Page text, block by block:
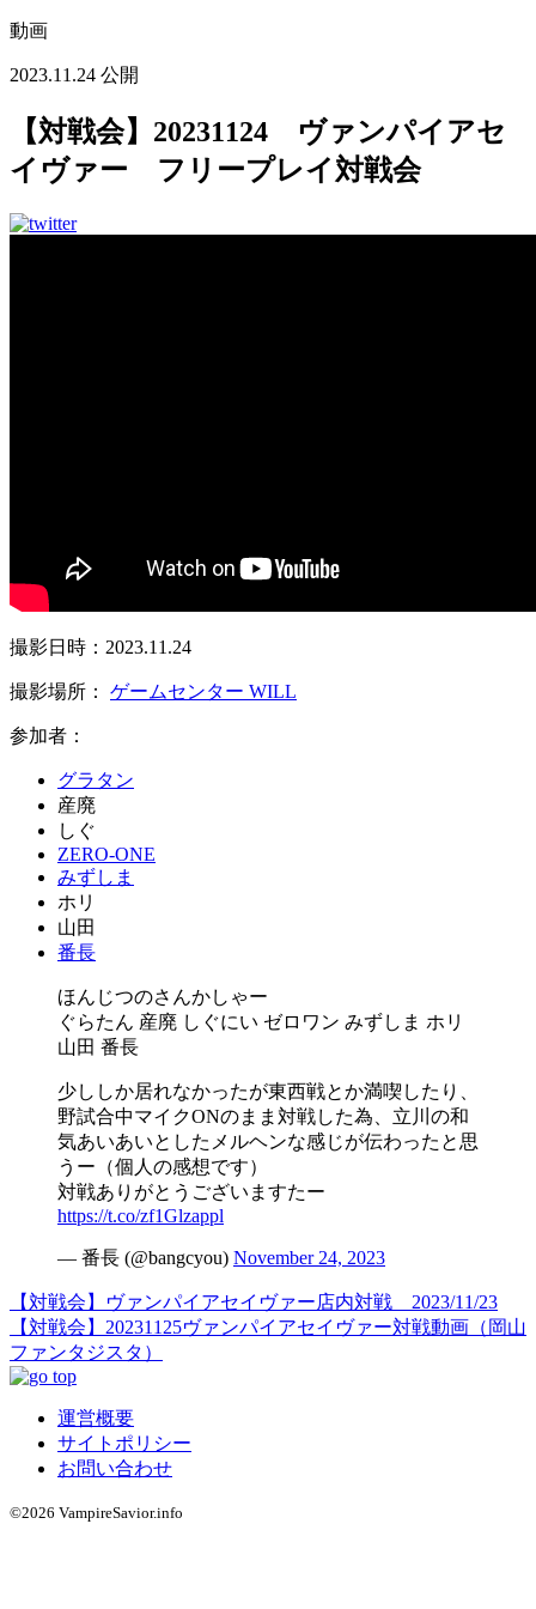
動画
2023.11.24 公開
【対戦会】20231124 ヴァンパイアセ
イヴァー フリープレイ対戦会
撮影日時：2023.11.24
撮影場所： ゲームセンター WILL
参加者：
グラタン
産廃
しぐ
ZERO-ONE
みずしま
ホリ
山田
番長
ほんじつのさんかしゃー
ぐらたん 産廃 しぐにい ゼロワン みずしま ホリ
山田 番長
少ししか居れなかったが東西戦とか満喫したり、
野試合中マイクONのまま対戦した為、立川の和
気あいあいとしたメルヘンな感じが伝わったと思
うー（個人の感想です）
対戦ありがとうございますたー
https://t.co/zf1Glzappl
— 番長 (@bangcyou) November 24, 2023
【対戦会】ヴァンパイアセイヴァー店内対戦 2023/11/23
【対戦会】20231125ヴァンパイアセイヴァー対戦動画（岡山
ファンタジスタ）
運営概要
サイトポリシー
お問い合わせ
©2026 VampireSavior.info